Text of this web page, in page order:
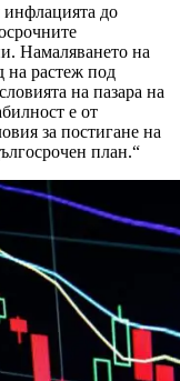
инфлацията до
Намаляването на
на растеж под
на пазара на
е от
за постигане на
план.“